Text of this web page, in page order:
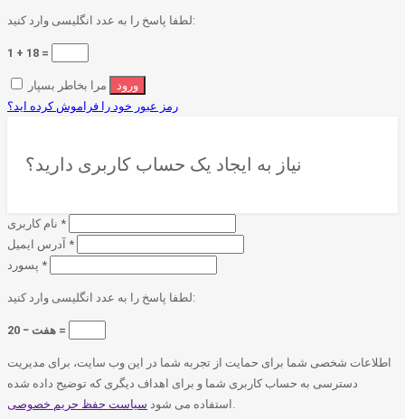
لطفا پاسخ را به عدد انگلیسی وارد کنید:
1 + 18 =
رمز عبور خود را فراموش کرده اید؟
نیاز به ایجاد یک حساب کاربری دارید؟
*
*
*
لطفا پاسخ را به عدد انگلیسی وارد کنید:
20 − هفت =
اطلاعات شخصی شما برای حمایت از تجربه شما در این وب سایت، برای مدیریت
دسترسی به حساب کاربری شما و برای اهداف دیگری که توضیح داده شده
استفاده می شود سیاست حفظ حریم خصوصی .